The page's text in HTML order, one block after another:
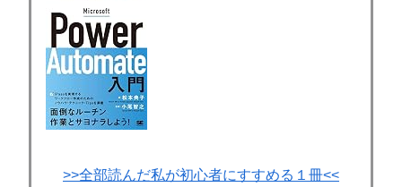
>>全部読んだ私が初心者にすすめる１冊<<